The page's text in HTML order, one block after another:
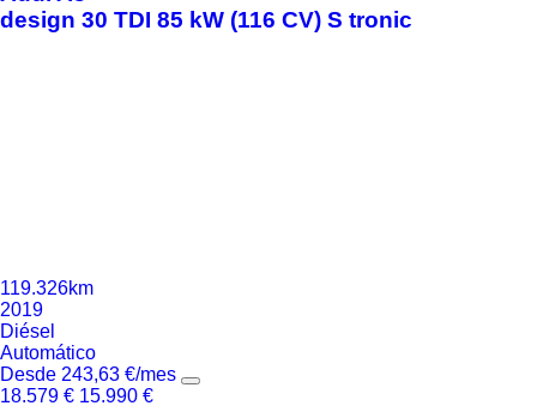
design 30 TDI 85 kW (116 CV) S tronic
119.326km
2019
Diésel
Automático
Desde 243,63 €/mes
18.579 € 15.990 €